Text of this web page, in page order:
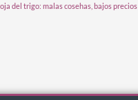
del trigo: malas cosehas, bajos precios